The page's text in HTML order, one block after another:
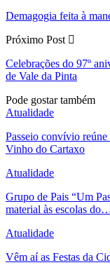
Demagogia feita à
Próximo Post
Celebrações do 97º
de Vale da Pinta
Pode gostar também
Atualidade
Passeio convívio
Vinho do Cartaxo
Atualidade
Grupo de Pais “Um
material às escolas
Atualidade
Vêm aí as Festas da